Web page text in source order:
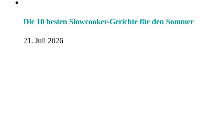
Die 10 besten Slowcooker-Gerichte für den Sommer
21. Juli 2026